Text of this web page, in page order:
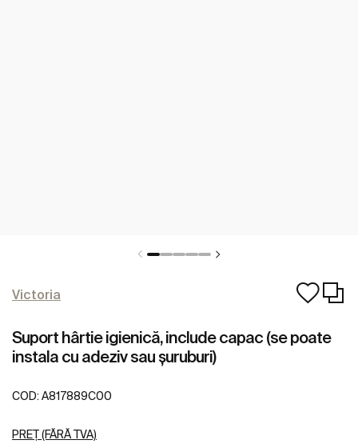
Victoria
Suport hârtie igienică, include capac (se poate
instala cu adeziv sau șuruburi)
COD: A817889C00
PREȚ (FĂRĂ TVA)